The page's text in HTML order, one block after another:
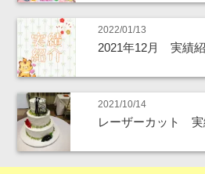
2022/01/13
2021年12月 実績
2021/10/14
レーザーカット 実